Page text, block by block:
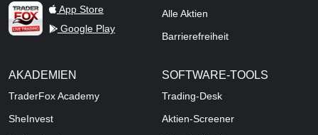
TraderFox Live Trading
App Store
Google Play
Alle Aktien
Barrierefreiheit
AKADEMIEN
TraderFox Academy
SheInvest
SOFTWARE-TOOLS
Trading-Desk
Aktien-Screener